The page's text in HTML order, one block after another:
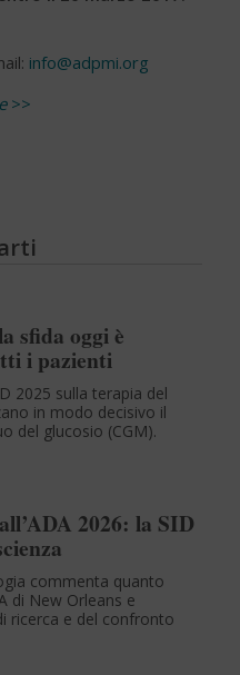
info@adpmi.org
>>
sfida oggi è
i pazienti
2025 sulla terapia del
in modo decisivo il
del glucosio (CGM).
2026: la SID
commenta quanto
di New Orleans e
ricerca e del confronto